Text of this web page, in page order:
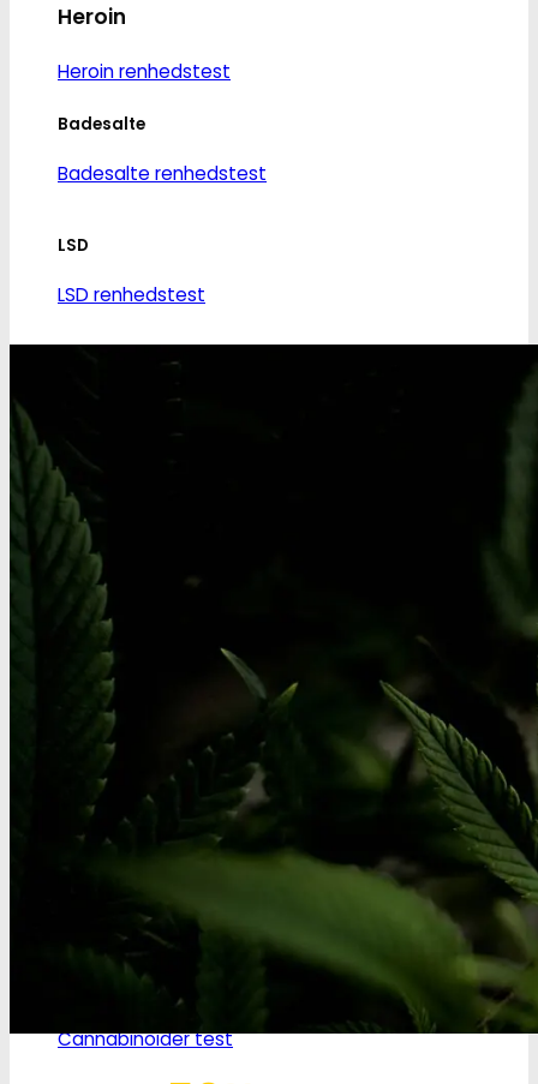
Heroin
Heroin renhedstest
Badesalte
Badesalte renhedstest
LSD
LSD renhedstest
Benzodiazepiner
GHB/Hætter
GHB/Hætter renhedstest
Ketamin
Ketamin renhedstest
MCPP
MCPP test
Opiater
THC/Cannabinoider
Cannabinoider test